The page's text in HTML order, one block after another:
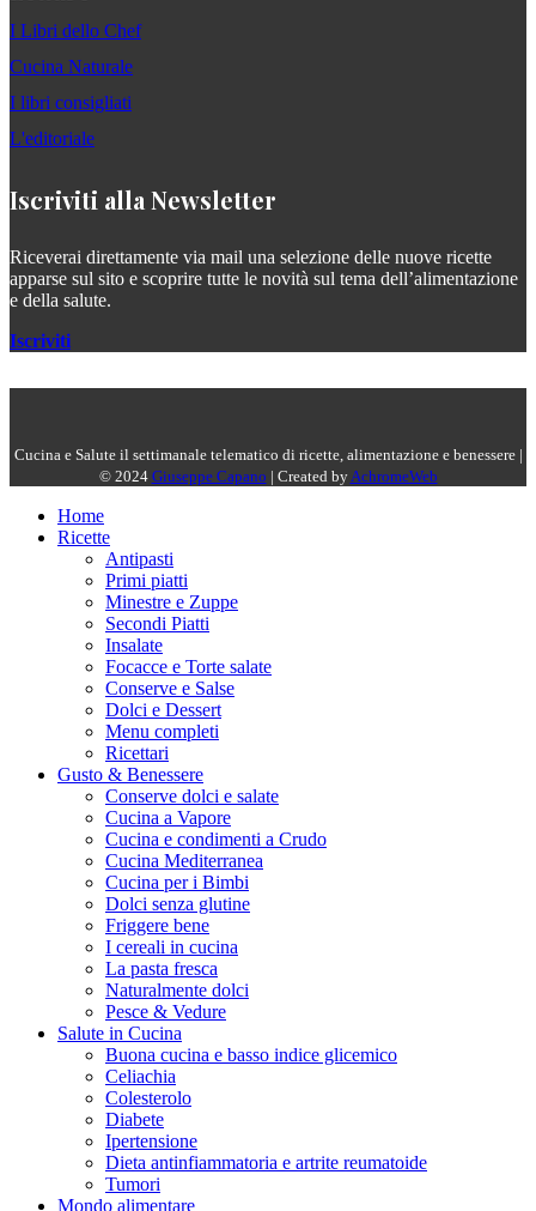
I Libri dello Chef
Cucina Naturale
I libri consigliati
L'editoriale
Iscriviti alla Newsletter
Riceverai direttamente via mail una selezione delle nuove ricette
apparse sul sito e scoprire tutte le novità sul tema dell’alimentazione
e della salute.
Iscriviti
Cucina e Salute il settimanale telematico di ricette, alimentazione e benessere |
© 2024 Giuseppe Capano | Created byAchromeWeb
Home
Ricette
Antipasti
Primi piatti
Minestre e Zuppe
Secondi Piatti
Insalate
Focacce e Torte salate
Conserve e Salse
Dolci e Dessert
Menu completi
Ricettari
Gusto & Benessere
Conserve dolci e salate
Cucina a Vapore
Cucina e condimenti a Crudo
Cucina Mediterranea
Cucina per i Bimbi
Dolci senza glutine
Friggere bene
I cereali in cucina
La pasta fresca
Naturalmente dolci
Pesce & Vedure
Salute in Cucina
Buona cucina e basso indice glicemico
Celiachia
Colesterolo
Diabete
Ipertensione
Dieta antinfiammatoria e artrite reumatoide
Tumori
Mondo alimentare